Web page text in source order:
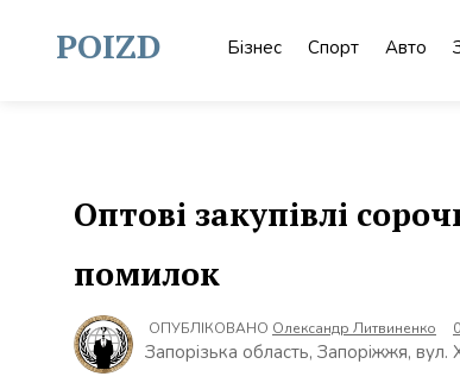
contentPOIZD Бізнес Спорт Авто
Оптові закупівлі
помилок
ОПУБЛІКОВАНО Олександр Литвиненко
Запорізька область, Запоріжжя,